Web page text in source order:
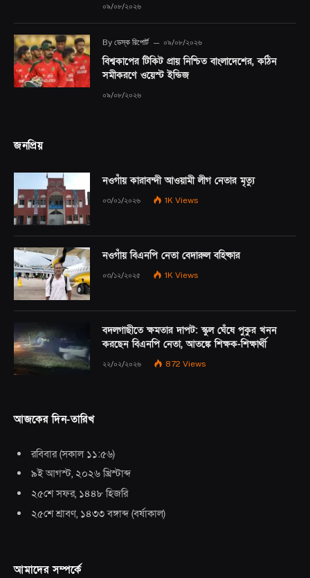
০৯/০৮/২০২৬
By ডেস্ক রিপোর্ট ০৯/০৮/২০২৬
বিশ্বকাপের টিকিট প্রায় নিশ্চিত বাংলাদেশের, কঠিন
সমীকরণে ওয়েস্ট ইন্ডিজ
০৯/০৮/২০২৬
জনপ্রিয়
নওগাঁয় কারাবন্দী আওয়ামী লীগ নেতার মৃত্যু
০৩/০১/২০২৬ 1K Views
নওগাঁয় বিএনপি নেতা বেদারুল বহিষ্কার
০৩/১২/২০২৫ 1K Views
বদলগাছীতে ক্ষমতার দাপট: স্কুল ঘেঁষে পুকুর খনন
করছেন বিএনপি নেতা, আতঙ্কে শিক্ষক-শিক্ষার্থী
২২/০২/২০২৬ 872 Views
আজকের দিন-তারিখ
রবিবার(সকাল ১১:৫৬)
৯ই আগস্ট, ২০২৬ খ্রিস্টাব্দ
২৫শে সফর, ১৪৪৮ হিজরি
২৫শে শ্রাবণ, ১৪৩৩ বঙ্গাব্দ (বর্ষাকাল)
আমাদের সম্পর্কে